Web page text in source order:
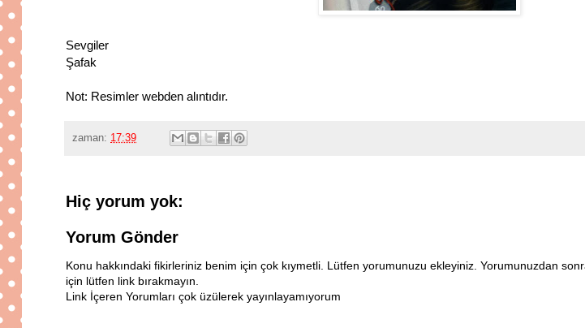
Sevgiler
Şafak
Not: Resimler webden alıntıdır.
zaman: 17:39
Hiç yorum yok:
Yorum Gönder
Konu hakkındaki fikirleriniz benim için çok kıymetli. Lütfen yorumunuzu ekleyiniz. Yorumunuzdan
için lütfen link bırakmayın.
Link İçeren Yorumları çok üzülerek yayınlayamıyorum